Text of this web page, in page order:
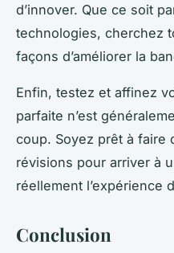
d’innover. Que ce soit
technologies, cherchez
façons d’améliorer la
Enfin, testez et affinez
parfaite n’est
coup. Soyez prêt à faire
révisions pour arriver à
réellement l’expérience
Conclusion